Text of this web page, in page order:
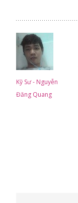
Kỹ Sư - Nguyễn
Đăng Quang